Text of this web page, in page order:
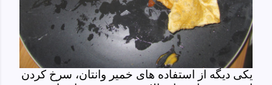
یکی دیگه از استفاده های خمیر وانتان، سرخ کردن